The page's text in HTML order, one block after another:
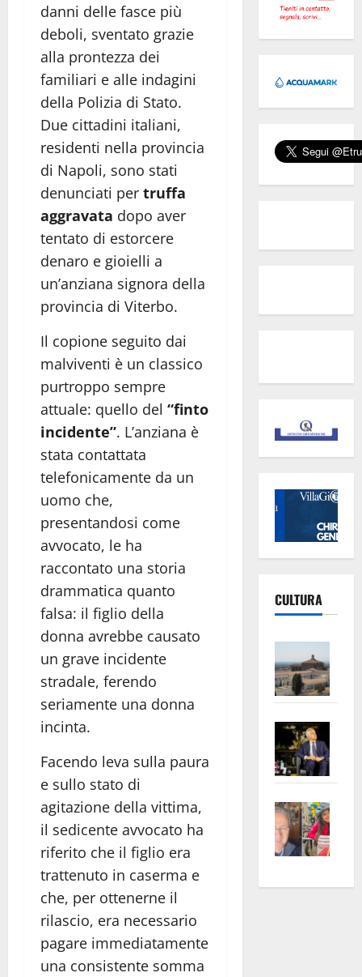
danni delle fasce più
deboli, sventato grazie
alla prontezza dei
familiari e alle indagini
della Polizia di Stato.
Due cittadini italiani,
residenti nella provincia
di Napoli, sono stati
denunciati per truffa
aggravata dopo aver
tentato di estorcere
denaro e gioielli a
un’anziana signora della
provincia di Viterbo.
Il copione seguito dai
malviventi è un classico
purtroppo sempre
attuale: quello del “finto
incidente”. L’anziana è
stata contattata
telefonicamente da un
uomo che,
presentandosi come
avvocato, le ha
raccontato una storia
drammatica quanto
falsa: il figlio della
donna avrebbe causato
un grave incidente
stradale, ferendo
seriamente una donna
incinta.
Facendo leva sulla paura
e sullo stato di
agitazione della vittima,
il sedicente avvocato ha
riferito che il figlio era
trattenuto in caserma e
che, per ottenerne il
rilascio, era necessario
pagare immediatamente
una consistente somma
CULTURA
euro
apre